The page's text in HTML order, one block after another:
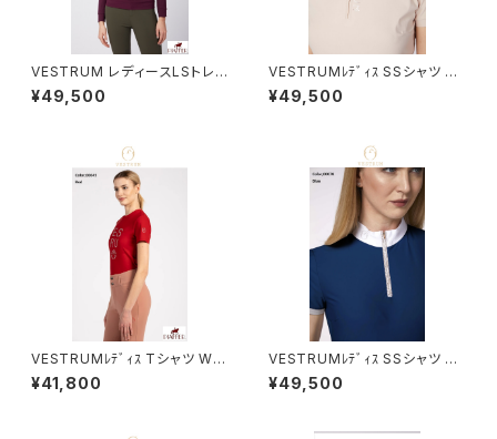
VESTRUM レディースLSトレ
ーニングトップス W65836000
2
¥49,500
VESTRUMﾚﾃﾞｨｽ SSシャツ W
633760002
¥49,500
VESTRUMﾚﾃﾞｨｽ Tシャツ W6
33860002
¥41,800
VESTRUMﾚﾃﾞｨｽ SSシャツ W
460065012
¥49,500